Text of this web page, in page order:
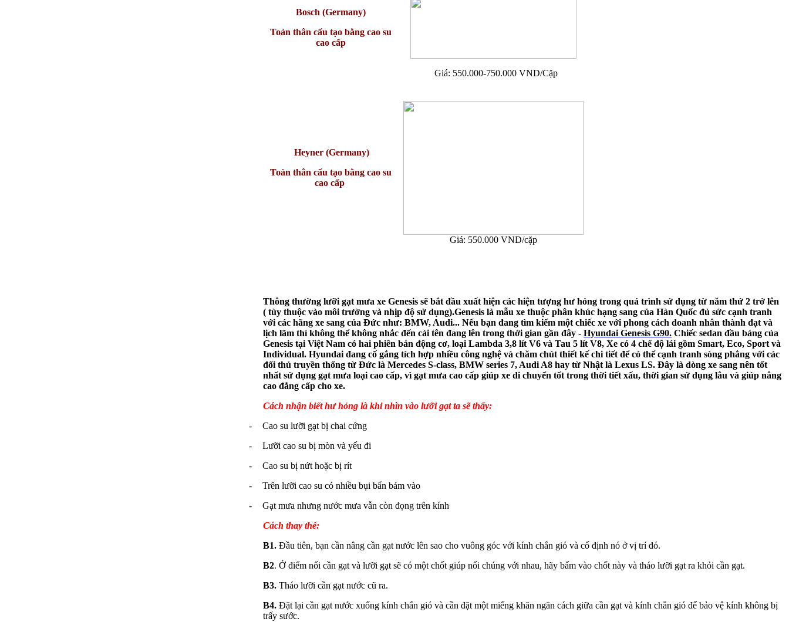
Bosch (Germany)
Toàn thân cấu tạo bằng cao su
cao cấp
Giá: 550.000-750.000 VND/Cặp
Heyner (Germany)
Toàn thân cấu tạo bằng cao su
cao cấp
Giá: 550.000 VND/cặp
Thông thường lưỡi gạt mưa xe Genesis sẽ bắt đầu xuất hiện các hiện tượng hư hỏng trong quá trình sử dụng từ năm thứ 2 trở lên
( tùy thuộc vào môi trường và nhịp độ sử dụng).Genesis là mẫu xe thuộc phân khúc hạng sang của Hàn Quốc đủ sức cạnh tranh
với các hãng xe sang của Đức như: BMW, Audi... Nếu bạn đang tìm kiếm một chiếc xe với phong cách doanh nhân thành đạt và
lịch lãm thì không thể không nhắc đến cái tên đang lên trong thời gian gần đây - Hyundai Genesis G90. Chiếc sedan đầu bảng của
Genesis tại Việt Nam có hai phiên bản động cơ, loại Lambda 3,8 lít V6 và Tau 5 lít V8, Xe có 4 chế độ lái gồm Smart, Eco, Sport và
Individual. Hyundai đang cố gắng tích hợp nhiều công nghệ và chăm chút thiết kế chi tiết để có thể cạnh tranh sòng phẳng với các
đối thủ truyền thống từ Đức là Mercedes S-class, BMW series 7, Audi A8 hay từ Nhật là Lexus LS. Đây là dòng xe sang nên tốt
nhất sử dụng gạt mưa loại cao cấp, vì gạt mưa cao cấp giúp xe di chuyển tốt trong thời tiết xấu, thời gian sử dụng lâu và giúp nâng
cao đẳng cấp cho xe.
Cách nhận biết hư hỏng là khi nhìn vào lưỡi gạt ta sẽ thấy:
-
Cao su lưỡi gạt bị chai cứng
-
Lưỡi cao su bị mòn và yếu đi
-
Cao su bị nứt hoặc bị rít
-
Trên lưỡi cao su có nhiều bụi bẩn bám vào
-
Gạt mưa nhưng nước mưa vẫn còn đọng trên kính
Cách thay thế:
B1. Đầu tiên, bạn cần nâng cần gạt nước lên sao cho vuông góc với kính chắn gió và cố định nó ở vị trí đó.
B2. Ở điểm nối cần gạt và lưỡi gạt sẽ có một chốt giúp nối chúng với nhau, hãy bấm vào chốt này và tháo lưỡi gạt ra khỏi cần gạt.
B3. Tháo lưỡi cần gạt nước cũ ra.
B4. Đặt lại cần gạt nước xuống kính chắn gió và cần đặt một miếng khăn ngăn cách giữa cần gạt và kính chắn gió để bảo vệ kính không bị
trấy sước.